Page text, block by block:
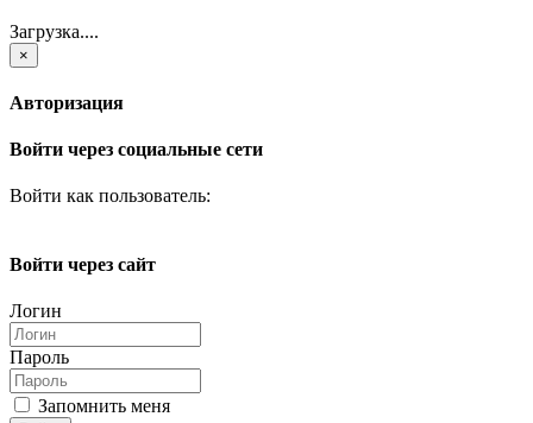
Загрузка....
×
Авторизация
Войти через социальные сети
Войти как пользователь:
Войти через сайт
Логин
Пароль
Запомнить меня